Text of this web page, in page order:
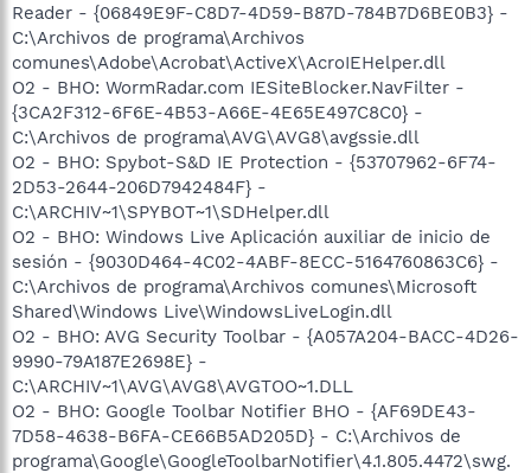
Reader - {06849E9F-C8D7-4D59-B87D-784B7D6BE0B3} -
C:\Archivos de programa\Archivos
comunes\Adobe\Acrobat\ActiveX\AcroIEHelper.dll
O2 - BHO: WormRadar.com IESiteBlocker.NavFilter -
{3CA2F312-6F6E-4B53-A66E-4E65E497C8C0} -
C:\Archivos de programa\AVG\AVG8\avgssie.dll
O2 - BHO: Spybot-S&D IE Protection - {53707962-6F74-
2D53-2644-206D7942484F} -
C:\ARCHIV~1\SPYBOT~1\SDHelper.dll
O2 - BHO: Windows Live Aplicación auxiliar de inicio de
sesión - {9030D464-4C02-4ABF-8ECC-5164760863C6} -
C:\Archivos de programa\Archivos comunes\Microsoft
Shared\Windows Live\WindowsLiveLogin.dll
O2 - BHO: AVG Security Toolbar - {A057A204-BACC-4D26-
9990-79A187E2698E} -
C:\ARCHIV~1\AVG\AVG8\AVGTOO~1.DLL
O2 - BHO: Google Toolbar Notifier BHO - {AF69DE43-
7D58-4638-B6FA-CE66B5AD205D} - C:\Archivos de
programa\Google\GoogleToolbarNotifier\4.1.805.4472\swg.